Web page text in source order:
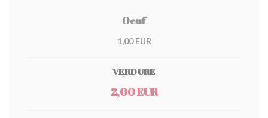
Oeuf
1,00 EUR
VERDURE
2,00 EUR